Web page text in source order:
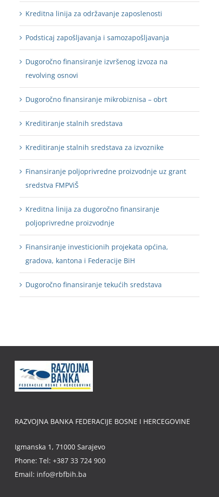
Kreditna linija za održavanje zaposlenosti
Podsticaj zapošljavanja i samozapošljavanja
Dugoročno finansiranje izvršenog izvoza na
revolving osnovi
Dugoročno finansiranje mikrobiznisa – obrt
Kreditiranje stalnih sredstava
Kreditiranje stalnih sredstava za izvoznike
Finansiranje poljoprivredne proizvodnje uz grant
sredstva FMPViŠ
Kreditna linija za dugoročno finansiranje
poljoprivredne proizvodnje
Finansiranje investicionih projekata općina,
gradova, kantona i Federacije BiH
Dugoročno finansiranje tekućih sredstava
RAZVOJNA BANKA FEDERACIJE BOSNE I HERCEGOVINE
Igmanska 1, 71000 Sarajevo
Phone: Tel: +387 33 724 900
Email: info@rbfbih.ba